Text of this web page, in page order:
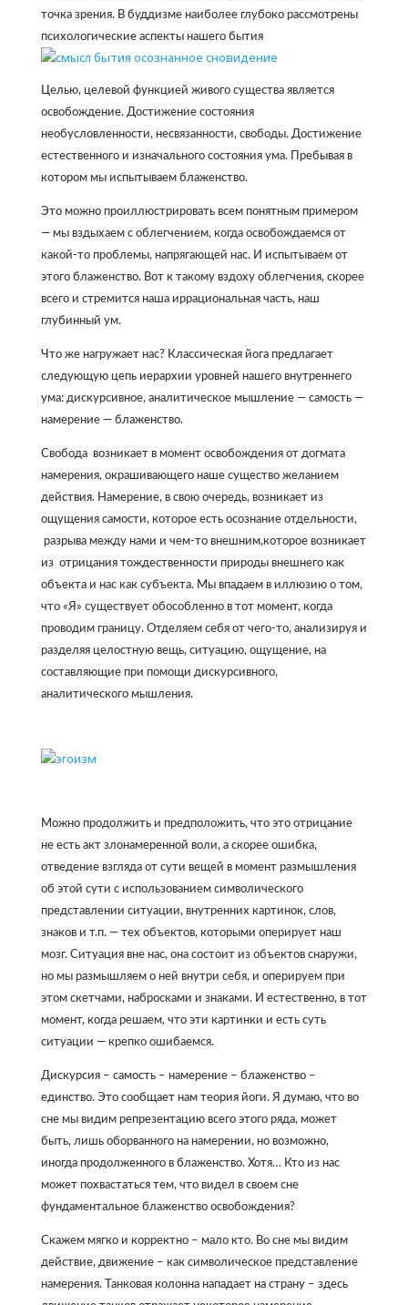
точка зрения. В буддизме наиболее глубоко рассмотрены
психологические аспекты нашего бытия
Целью, целевой функцией живого существа является
освобождение. Достижение состояния
необусловленности, несвязанности, свободы. Достижение
естественного и изначального состояния ума. Пребывая в
котором мы испытываем блаженство.
Это можно проиллюстрировать всем понятным примером
— мы вздыхаем с облегчением, когда освобождаемся от
какой-то проблемы, напрягающей нас. И испытываем от
этого блаженство. Вот к такому вздоху облегчения, скорее
всего и стремится наша иррациональная часть, наш
глубинный ум.
Что же нагружает нас? Классическая йога предлагает
следующую цепь иерархии уровней нашего внутреннего
ума: дискурсивное, аналитическое мышление — самость —
намерение — блаженство.
Свобода возникает в момент освобождения от догмата
намерения, окрашивающего наше существо желанием
действия. Намерение, в свою очередь, возникает из
ощущения самости, которое есть осознание отдельности,
разрыва между нами и чем-то внешним,которое возникает
из отрицания тождественности природы внешнего как
объекта и нас как субъекта. Мы впадаем в иллюзию о том,
что «Я» существует обособленно в тот момент, когда
проводим границу. Отделяем себя от чего-то, анализируя и
разделяя целостную вещь, ситуацию, ощущение, на
составляющие при помощи дискурсивного,
аналитического мышления.
Можно продолжить и предположить, что это отрицание
не есть акт злонамеренной воли, а скорее ошибка,
отведение взгляда от сути вещей в момент размышления
об этой сути с использованием символического
представлении ситуации, внутренних картинок, слов,
знаков и т.п. — тех объектов, которыми оперирует наш
мозг. Ситуация вне нас, она состоит из объектов снаружи,
но мы размышляем о ней внутри себя, и оперируем при
этом скетчами, набросками и знаками. И естественно, в тот
момент, когда решаем, что эти картинки и есть суть
ситуации — крепко ошибаемся.
Дискурсия – самость – намерение – блаженство –
единство. Это сообщает нам теория йоги. Я думаю, что во
сне мы видим репрезентацию всего этого ряда, может
быть, лишь оборванного на намерении, но возможно,
иногда продолженного в блаженство. Хотя… Кто из нас
может похвастаться тем, что видел в своем сне
фундаментальное блаженство освобождения?
Скажем мягко и корректно – мало кто. Во сне мы видим
действие, движение – как символическое представление
намерения. Танковая колонна нападает на страну – здесь